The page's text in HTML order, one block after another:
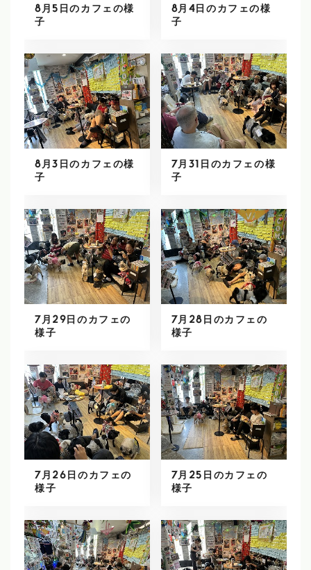
8月5日のカフェの様
子
8月4日のカフェの様
子
8月3日のカフェの様
子
7月31日のカフェの様
子
7月29日のカフェの
様子
7月28日のカフェの
様子
7月26日のカフェの
様子
7月25日のカフェの
様子